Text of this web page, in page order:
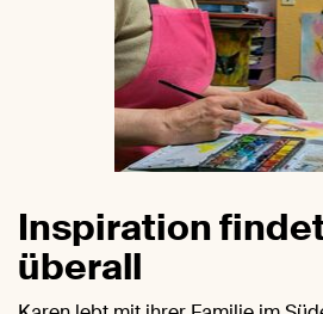
Inspiration
überall